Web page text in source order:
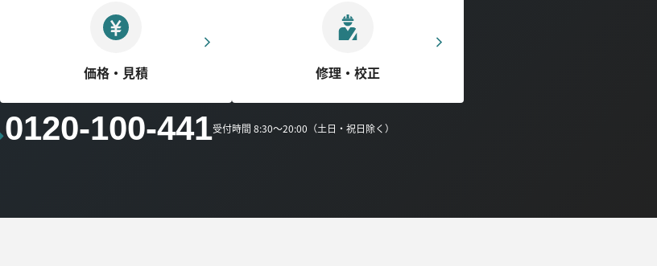
価格・見積 修理・校正
0120-100-441受付時間 8:30～20:00（土日・祝日除く）